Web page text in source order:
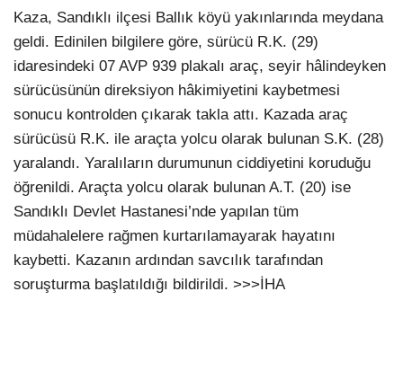
Kaza, Sandıklı ilçesi Ballık köyü yakınlarında meydana
geldi. Edinilen bilgilere göre, sürücü R.K. (29)
idaresindeki 07 AVP 939 plakalı araç, seyir hâlindeyken
sürücüsünün direksiyon hâkimiyetini kaybetmesi
sonucu kontrolden çıkarak takla attı. Kazada araç
sürücüsü R.K. ile araçta yolcu olarak bulunan S.K. (28)
yaralandı. Yaralıların durumunun ciddiyetini koruduğu
öğrenildi. Araçta yolcu olarak bulunan A.T. (20) ise
Sandıklı Devlet Hastanesi’nde yapılan tüm
müdahalelere rağmen kurtarılamayarak hayatını
kaybetti. Kazanın ardından savcılık tarafından
soruşturma başlatıldığı bildirildi. >>>İHA